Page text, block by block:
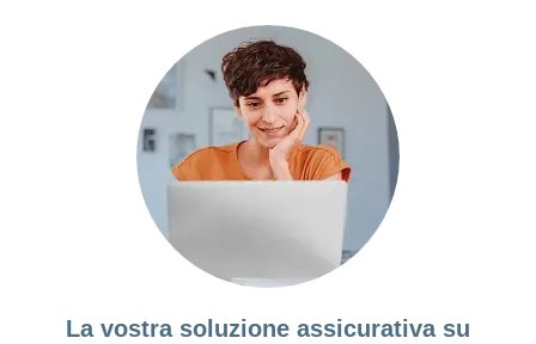
La vostra soluzione assicurativa su